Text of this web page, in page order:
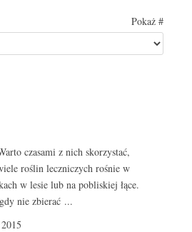
Pokaż #
czasami z nich skorzystać,
roślin leczniczych rośnie w
w lesie lub na pobliskiej łące.
nie zbierać ...